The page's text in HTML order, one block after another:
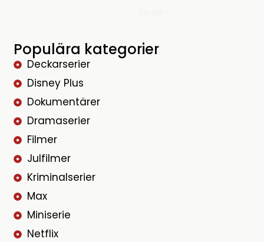
Populära kategorier
Deckarserier
Disney Plus
Dokumentärer
Dramaserier
Filmer
Julfilmer
Kriminalserier
Max
Miniserie
Netflix